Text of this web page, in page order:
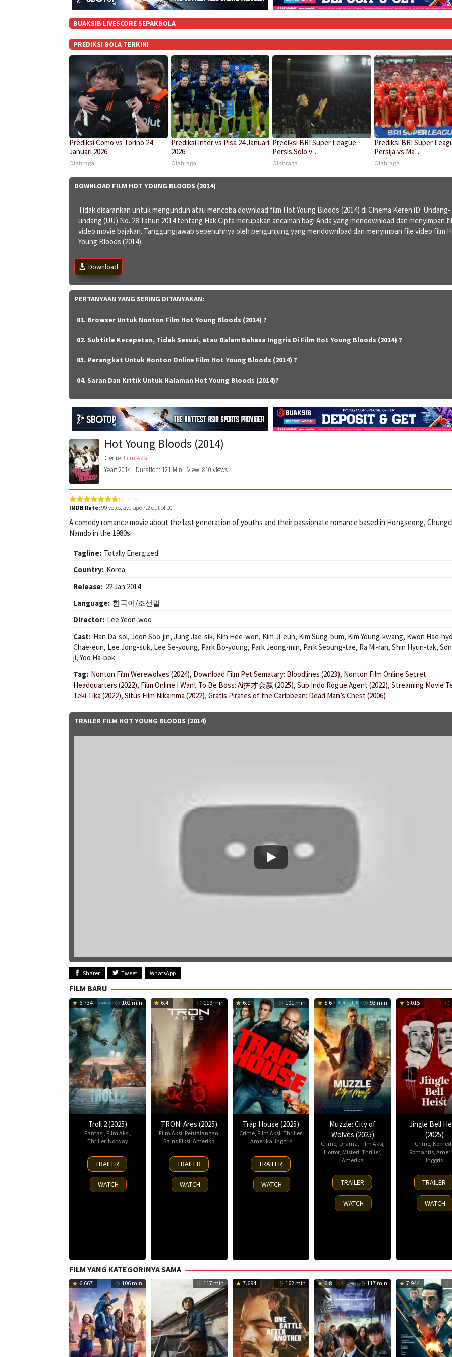
BUAKSIB LIVESCORE SEPAKBOLA
PREDIKSI BOLA TERKINI
Prediksi Como vs Torino 24
Januari 2026
Olahraga
Prediksi Inter vs Pisa 24 Januari
2026
Olahraga
Prediksi BRI Super League:
Persis Solo v…
Olahraga
Prediksi BRI Super
Persija vs Ma…
Olahraga
DOWNLOAD FILM HOT YOUNG BLOODS (2014)
Tidak disarankan untuk mengunduh atau mencoba download film Hot Young Bloods (2014) di Cinema Keren iD. Undang-
undang (UU) No. 28 Tahun 2014 tentang Hak Cipta merupakan ancaman bagi Anda yang mendownload dan menyimpan
video movie bajakan. Tanggungjawab sepenuhnya oleh pengunjung yang mendownload dan menyimpan file video film
Young Bloods (2014).
Download
PERTANYAAN YANG SERING DITANYAKAN:
01. Browser Untuk Nonton Film Hot Young Bloods (2014) ?
02. Subtitle Kecepetan, Tidak Sesuai, atau Dalam Bahasa Inggris Di Film Hot Young Bloods (2014) ?
03. Perangkat Untuk Nonton Online Film Hot Young Bloods (2014) ?
04. Saran Dan Kritik Untuk Halaman Hot Young Bloods (2014)?
Hot Young Bloods (2014)
Genre: Film Aksi
Year: 2014
Duration: 121 Min View: 810 views
IMDB Rate: 99 votes, average7.2 out of 10
A comedy romance movie about the last generation of youths and their passionate romance based in Hongseong,
Namdo in the 1980s.
Tagline: Totally Energized.
Country: Korea
Release: 22 Jan 2014
Language: 한국어/조선말
Director: Lee Yeon-woo
Cast: Han Da-sol, Jeon Soo-jin, Jung Jae-sik, Kim Hee-won, Kim Ji-eun, Kim Sung-bum, Kim Young-kwang, Kwon Hae-
Chae-eun, Lee Jong-suk, Lee Se-young, Park Bo-young, Park Jeong-min, Park Seoung-tae, Ra Mi-ran, Shin Hyun-tak,
ji, Yoo Ha-bok
Tag: Nonton Film Werewolves (2024), Download Film Pet Sematary: Bloodlines (2023), Nonton Film Online Secret
Headquarters (2022), Film Online I Want To Be Boss: Ai拼才会赢 (2025), Sub Indo Rogue Agent (2022), Streaming Movie
Teki Tika (2022), Situs Film Nikamma (2022), Gratis Pirates of the Caribbean: Dead Man’s Chest (2006)
TRAILER FILM HOT YOUNG BLOODS (2014)
Sharer Tweet WhatsApp
FILM BARU
6.734 102 min
Troll 2 (2025)
Fantasi, Film Aksi,
Thriller, Norway
30
Nov
2025
TRAILER
WATCH
6.4 119 min
TRON: Ares (2025)
Film Aksi, Petualangan,
Sains Fiksi, Amerika
8
Oct
2025
TRAILER
WATCH
6.1 101 min
Trap House (2025)
Crime, Film Aksi, Thriller,
Amerika, Inggris
14
Nov
2025
TRAILER
WATCH
5.6 93 min
Muzzle: City of
Wolves (2025)
Crime, Drama, Film Aksi,
Horror, Misteri, Thriller,
Amerika
13
Nov
2025
TRAILER
WATCH
6.015
Jingle Bell
(2025)
Crime,
Romantis,
Inggris
25
Nov
2025
TRAILER
WATCH
FILM YANG KATEGORINYA SAMA
6.667 106 min 117 min 7.694 162 min 6.8 117 min 7.944